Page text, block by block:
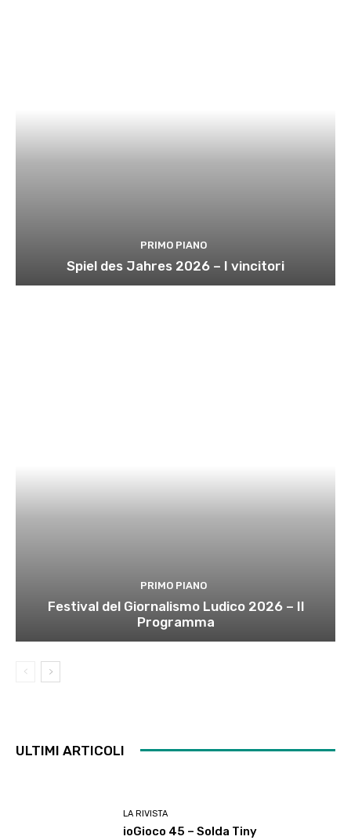
PRIMO PIANO
Spiel des Jahres 2026 – I vincitori
PRIMO PIANO
Festival del Giornalismo Ludico 2026 – Il
Programma
ULTIMI ARTICOLI
LA RIVISTA
ioGioco 45 – Solda Tiny